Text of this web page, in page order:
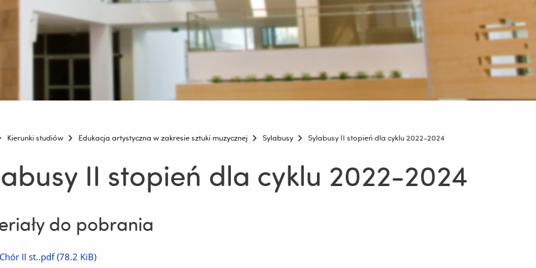
Kierunki studiów Edukacja artystyczna w zakresie sztuki muzycznej Sylabusy Sylabusy II stopień dla cyklu 2022-2024
II stopień dla cyklu 2022-2024
do pobrania
Pobierz
Chór II st..pdf (78.2 KiB)